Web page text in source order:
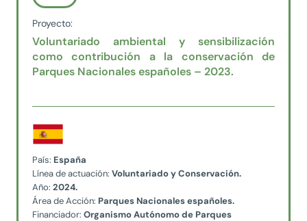
Proyecto:
Voluntariado ambiental y sensibilización
como contribución a la conservación de
Parques Nacionales españoles – 2023.
País: España
Línea de actuación: Voluntariado y Conservación.
Año: 2024.
Área de Acción: Parques Nacionales españoles.
Financiador: Organismo Autónomo de Parques